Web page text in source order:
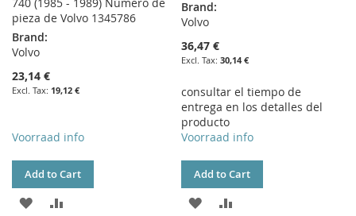
pieza de Volvo 1345786
Brand:
Volvo
23,14 €
19,12 €
Voorraad info
Add to Cart
ADD
Brand:
Volvo
36,47 €
30,14 €
consultar el tiempo de
entrega en los detalles del
producto
Voorraad info
Add to Cart
ADD